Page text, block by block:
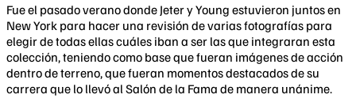
Fue el pasado verano donde Jeter y Young estuvieron juntos en
New York para hacer una revisión de varias fotografías para
elegir de todas ellas cuáles iban a ser las que integraran esta
colección, teniendo como base que fueran imágenes de acción
dentro de terreno, que fueran momentos destacados de su
carrera que lo llevó al Salón de la Fama de manera unánime.